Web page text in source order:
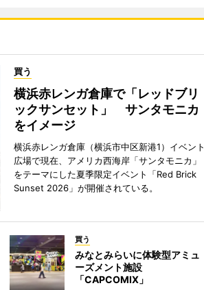
買う
横浜赤レンガ倉庫で「レッドブリ
ックサンセット」 サンタモニカ
をイメージ
横浜赤レンガ倉庫（横浜市中区新港1）イベント
広場で現在、アメリカ西海岸「サンタモニカ」
をテーマにした夏季限定イベント「Red Brick
Sunset 2026」が開催されている。
買う
みなとみらいに体験型アミュ
ーズメント施設
「CAPCOMIX」